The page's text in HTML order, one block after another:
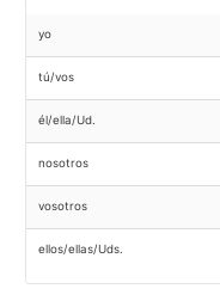
yo
tú/vos
él/ella/Ud.
nosotros
vosotros
ellos/ellas/Uds.